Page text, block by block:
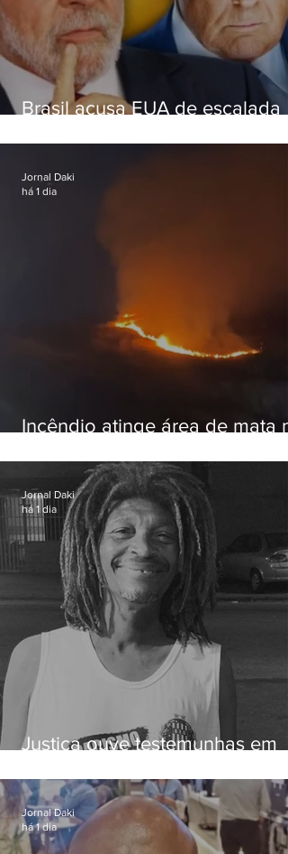
Brasil acusa EUA de escalada
embaixadora
Incêndio atinge área de mata
Iguaçu
Jornal Daki
há 1 dia
Justiça ouve testemunhas em
dívida de R$ 25
Jornal Daki
há 1 dia
Jornal Daki
há 1 dia